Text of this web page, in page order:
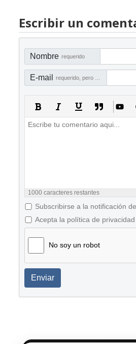
Escribir un
Nombre requerido
E-mail
1000 caracteres restantes
Subscribirse a la notificación
Acepta la política de privacidad
No soy un robot
Enviar